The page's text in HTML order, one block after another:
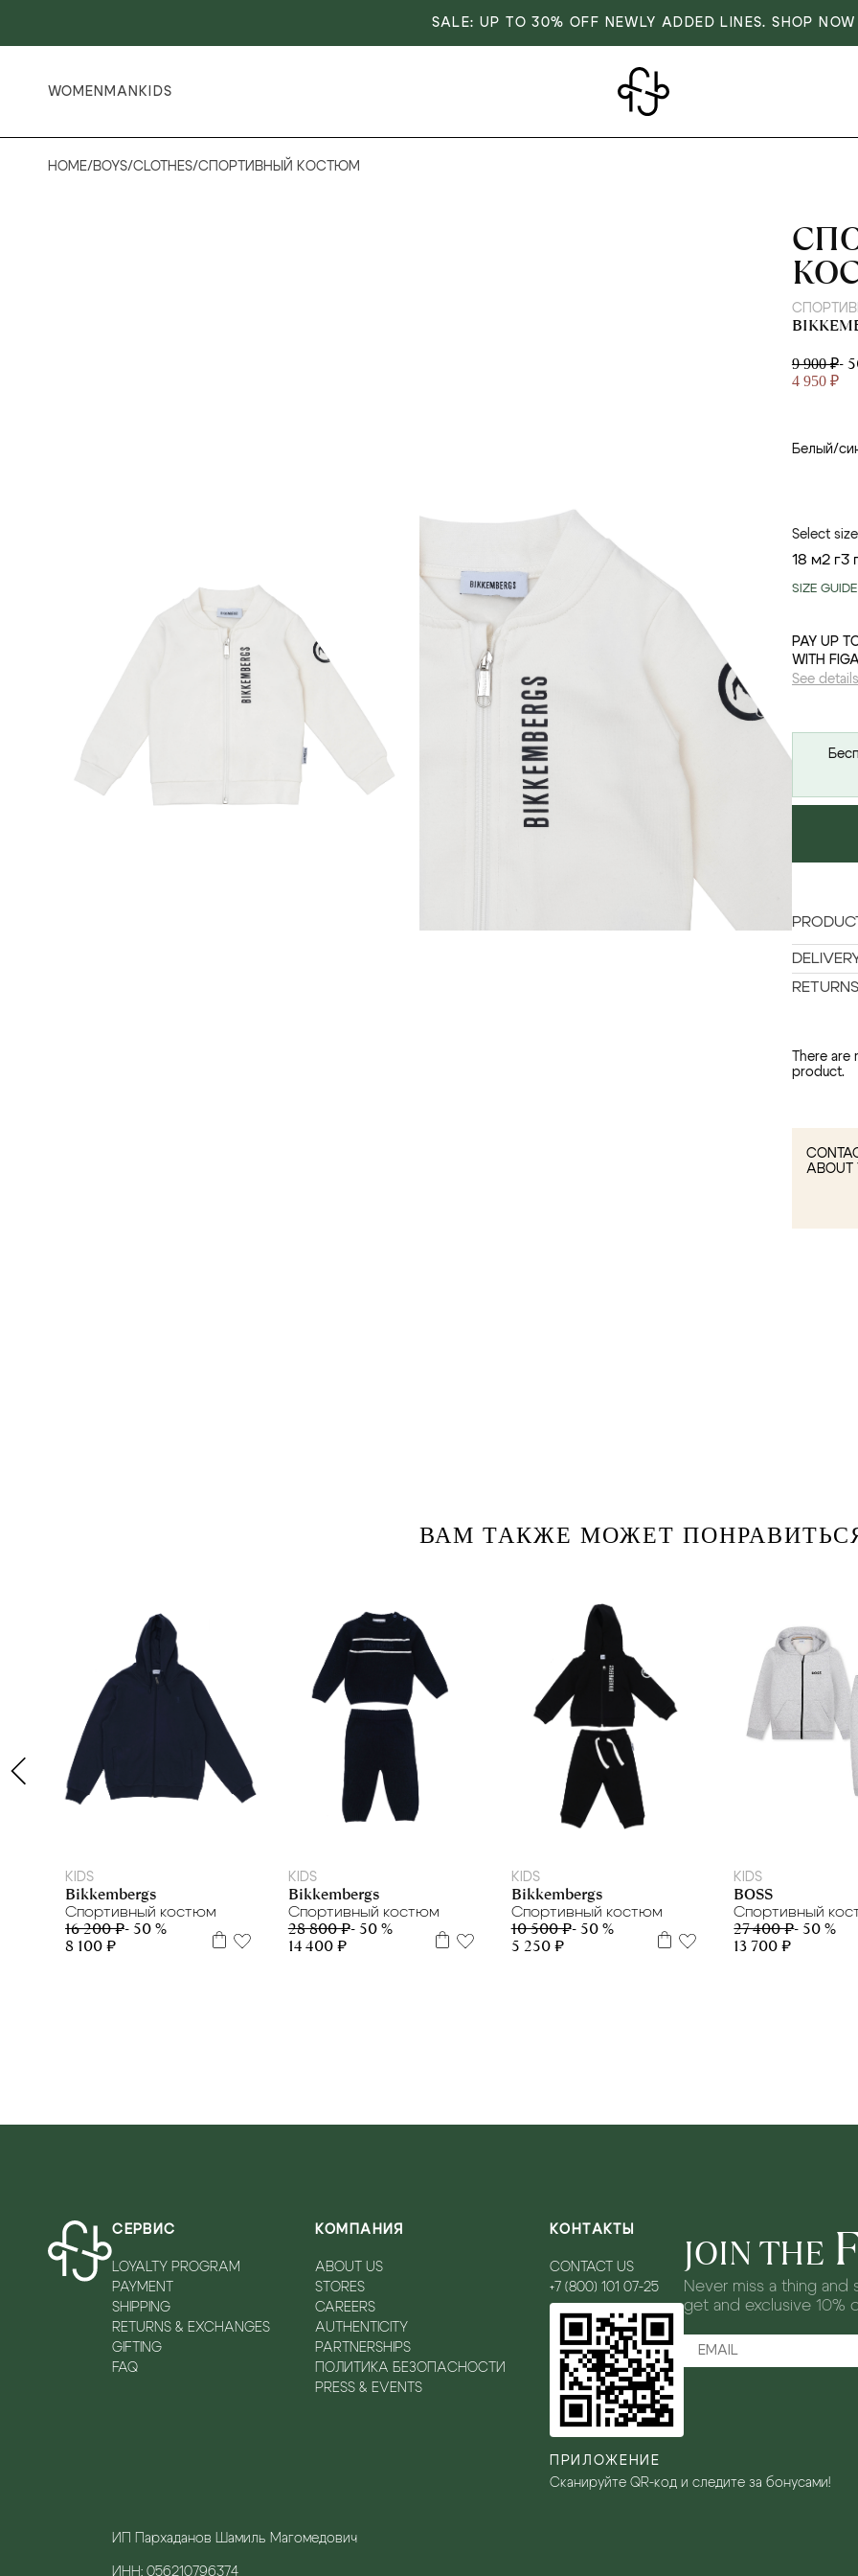
SALE: UP TO 30% OFF NEWLY ADDED LINES. SHOP NOW
WOMEN MAN KIDS
HOME/ BOYS/CLOTHES/СПОРТИВНЫЙ КОСТЮМ
9 900 ₽-
4 950 ₽
Белый/
Select size
18 м2 г3
SIZE GUIDE
PAY UP
WITH
See details
RETURNS
There
product.
ABOUT
ВАМ ТАКЖЕ МОЖЕТ
KIDS
Bikkembergs
Спортивный костюм
16 200 ₽- 50 %
8 100 ₽
KIDS
Bikkembergs
Спортивный костюм
28 800 ₽- 50 %
14 400 ₽
KIDS
Bikkembergs
Спортивный костюм
10 500 ₽- 50 %
5 250 ₽
KIDS
BOSS
Спортивный
27 400 ₽- 50 %
13 700 ₽
СЕРВИС
LOYALTY PROGRAM
PAYMENT
SHIPPING
RETURNS & EXCHANGES
GIFTING
FAQ
КОМПАНИЯ
ABOUT US
STORES
CAREERS
AUTHENTICITY
PARTNERSHIPS
ПОЛИТИКА БЕЗОПАСНОСТИ
PRESS & EVENTS
КОНТАКТЫ
CONTACT US
+7 (800) 101 07-25
ПРИЛОЖЕНИЕ
Сканируйте QR-код и следите за бонусами!
ИП Пархаданов Шамиль Магомедович
ИНН: 056210796374
JOIN THE
Never miss a thing
get and exclusive 10%